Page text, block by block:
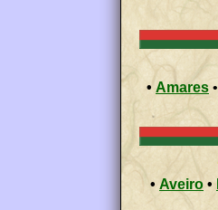
• Amares •
• Aveiro •